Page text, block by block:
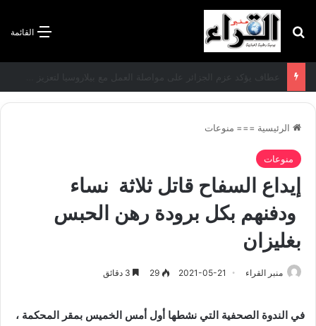
القائمة بحث عن
الرئيسية === منوعات
منوعات
إيداع السفاح قاتل ثلاثة نساء
ودفنهم بكل برودة رهن الحبس
بغليزان
منبر القراء 2021-05-21
29
في الندوة الصحفية التي نشطها أول أمس الخميس بمقر المحكمة ،